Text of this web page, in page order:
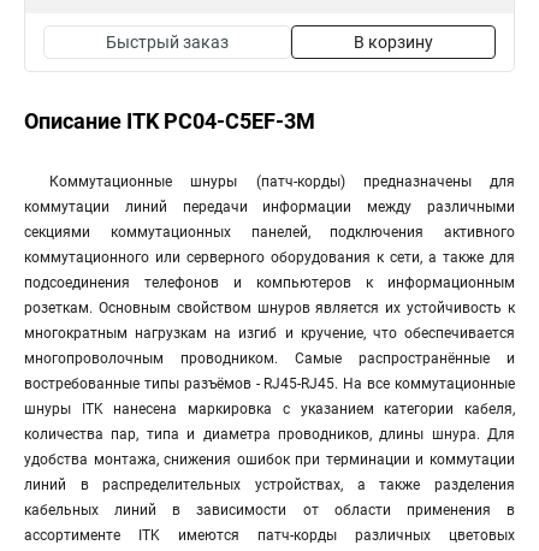
Быстрый заказ В корзину
Описание ITK PC04-C5EF-3M
Коммутационные шнуры (патч-корды) предназначены для
коммутации линий передачи информации между различными
секциями коммутационных панелей, подключения активного
коммутационного или серверного оборудования к сети, а также для
подсоединения телефонов и компьютеров к информационным
розеткам. Основным свойством шнуров является их устойчивость к
многократным нагрузкам на изгиб и кручение, что обеспечивается
многопроволочным проводником. Самые распространённые и
востребованные типы разъёмов - RJ45-RJ45. На все коммутационные
шнуры ITK нанесена маркировка с указанием категории кабеля,
количества пар, типа и диаметра проводников, длины шнура. Для
удобства монтажа, снижения ошибок при терминации и коммутации
линий в распределительных устройствах, а также разделения
кабельных линий в зависимости от области применения в
ассортименте ITK имеются патч-корды различных цветовых